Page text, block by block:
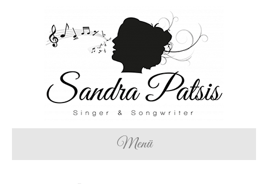
Menü